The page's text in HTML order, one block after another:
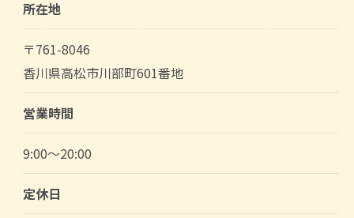
所在地
〒761-8046
香川県高松市川部町601番地
営業時間
9:00～20:00
定休日